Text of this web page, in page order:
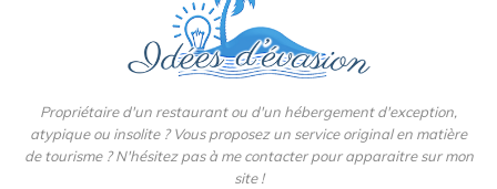
Propriétaire d'un restaurant ou d'un hébergement d'exception,
atypique ou insolite ? Vous proposez un service original en matière
de tourisme ? N'hésitez pas à me contacter pour apparaitre sur mon
site !